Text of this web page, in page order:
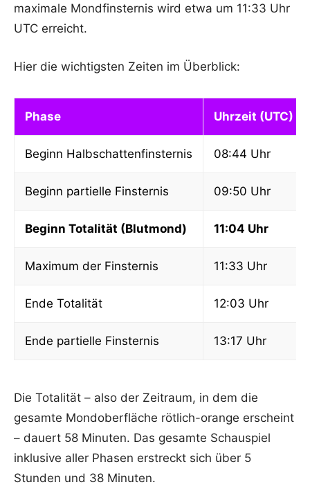
maximale Mondfinsternis wird etwa um 11:33 Uhr
UTC erreicht.
Hier die wichtigsten Zeiten im Überblick:
Phase Uhrzeit (UTC)
Beginn Halbschattenfinsternis 08:44 Uhr
Beginn partielle Finsternis 09:50 Uhr
Beginn Totalität (Blutmond) 11:04 Uhr
Maximum der Finsternis 11:33 Uhr
Ende Totalität 12:03 Uhr
Ende partielle Finsternis 13:17 Uhr
Die Totalität – also der Zeitraum, in dem die
gesamte Mondoberfläche rötlich-orange erscheint
– dauert 58 Minuten. Das gesamte Schauspiel
inklusive aller Phasen erstreckt sich über 5
Stunden und 38 Minuten.